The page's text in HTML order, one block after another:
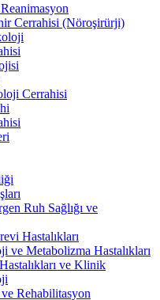
Cerrahisi (Nöroşirürji)
Cerrahisi
Ruh Sağlığı ve
Hastalıkları
ve Metabolizma Hastalıkları
ve Klinik
Rehabilitasyon